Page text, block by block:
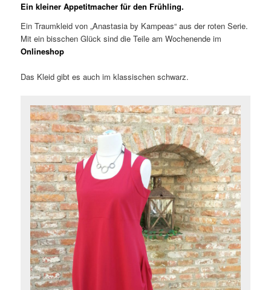
Ein kleiner Appetitmacher für den Frühling.
Ein Traumkleid von „Anastasia by Kampeas“ aus der roten Serie.
Mit ein bisschen Glück sind die Teile am Wochenende im
Onlineshop
Das Kleid gibt es auch im klassischen schwarz.